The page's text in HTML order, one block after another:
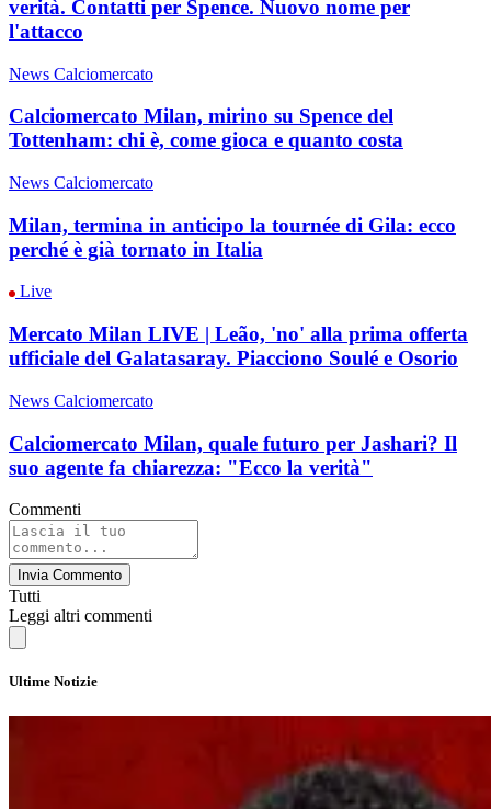
verità. Contatti per Spence. Nuovo nome per
l'attacco
News Calciomercato
Calciomercato Milan, mirino su Spence del
Tottenham: chi è, come gioca e quanto costa
News Calciomercato
Milan, termina in anticipo la tournée di Gila: ecco
perché è già tornato in Italia
Live
Mercato Milan LIVE | Leão, 'no' alla prima offerta
ufficiale del Galatasaray. Piacciono Soulé e Osorio
News Calciomercato
Calciomercato Milan, quale futuro per Jashari? Il
suo agente fa chiarezza: "Ecco la verità"
Commenti
Invia Commento
Tutti
Leggi altri commenti
Ultime Notizie